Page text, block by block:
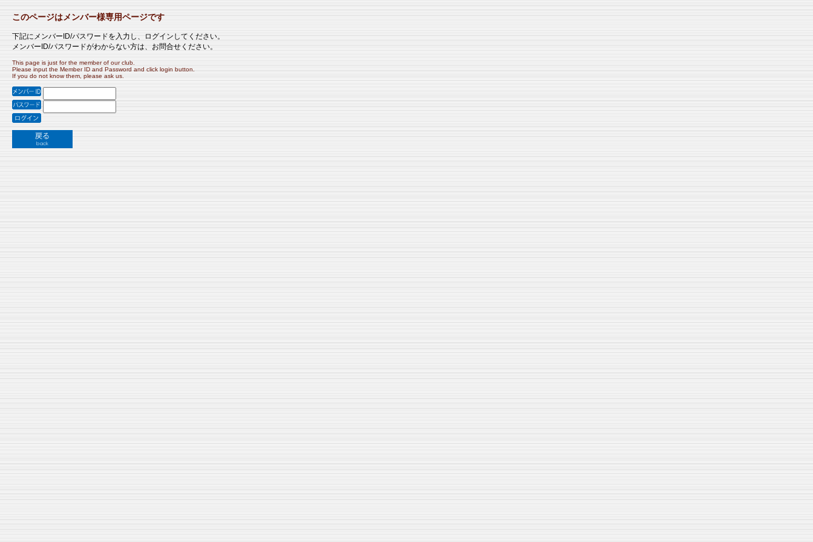
このページはメンバー様専用ページです
下記にメンバーID/パスワードを入力し、ログインしてください。
メンバーID/パスワードがわからない方は、お問合せください。
This page is just for the member of our club.
Please input the Member ID and Password and click login button.
If you do not know them, please ask us.